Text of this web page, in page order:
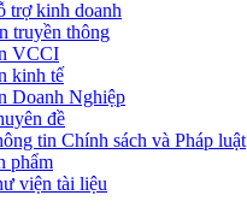
trợ kinh doanh
truyền thông
VCCI
kinh tế
Doanh Nghiệp
đề
tin Chính sách và Pháp luật
phẩm
viện tài liệu